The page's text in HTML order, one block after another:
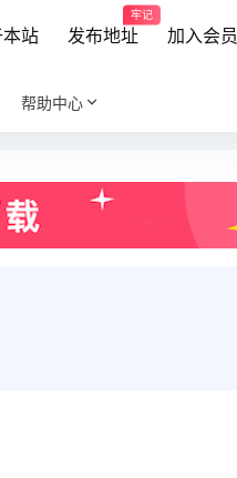
站 发布地址
牢记
加入会员
帮助中心